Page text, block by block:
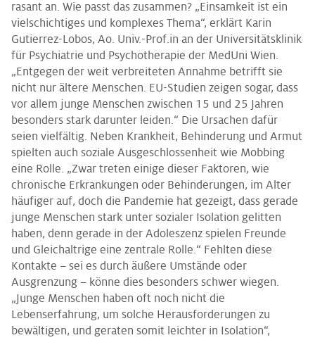
rasant an. Wie passt das zusammen? „Einsamkeit ist ein
vielschichtiges und komplexes Thema“, erklärt Karin
Gutierrez-Lobos, Ao. Univ.-Prof.in an der Universitätsklinik
für Psychiatrie und Psychotherapie der MedUni Wien.
„Entgegen der weit verbreiteten Annahme betrifft sie
nicht nur ältere Menschen. EU-Studien zeigen sogar, dass
vor allem junge Menschen zwischen 15 und 25 Jahren
besonders stark darunter leiden.“ Die Ursachen dafür
seien vielfältig. Neben Krankheit, Behinderung und Armut
spielten auch soziale Ausgeschlossenheit wie Mobbing
eine Rolle. „Zwar treten einige dieser Faktoren, wie
chronische Erkrankungen oder Behinderungen, im Alter
häufiger auf, doch die Pandemie hat gezeigt, dass gerade
junge Menschen stark unter sozialer Isolation gelitten
haben, denn gerade in der Adoleszenz spielen Freunde
und Gleichaltrige eine zentrale Rolle.“ Fehlten diese
Kontakte – sei es durch äußere Umstände oder
Ausgrenzung – könne dies besonders schwer wiegen.
„Junge Menschen haben oft noch nicht die
Lebenserfahrung, um solche Herausforderungen zu
bewältigen, und geraten somit leichter in Isolation“,